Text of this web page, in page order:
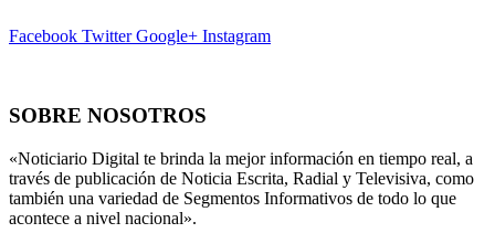
Facebook Twitter Google+ Instagram
SOBRE NOSOTROS
«Noticiario Digital te brinda la mejor información en tiempo real, a
través de publicación de Noticia Escrita, Radial y Televisiva, como
también una variedad de Segmentos Informativos de todo lo que
acontece a nivel nacional».